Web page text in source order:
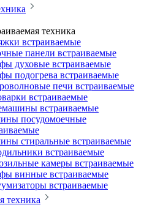
техника
встраиваемые
панели встраиваемые
духовые встраиваемые
подогрева встраиваемые
печи встраиваемые
встраиваемые
встраиваемые
посудомоечные
стиральные встраиваемые
встраиваемые
камеры встраиваемые
винные встраиваемые
встраиваемые
техника